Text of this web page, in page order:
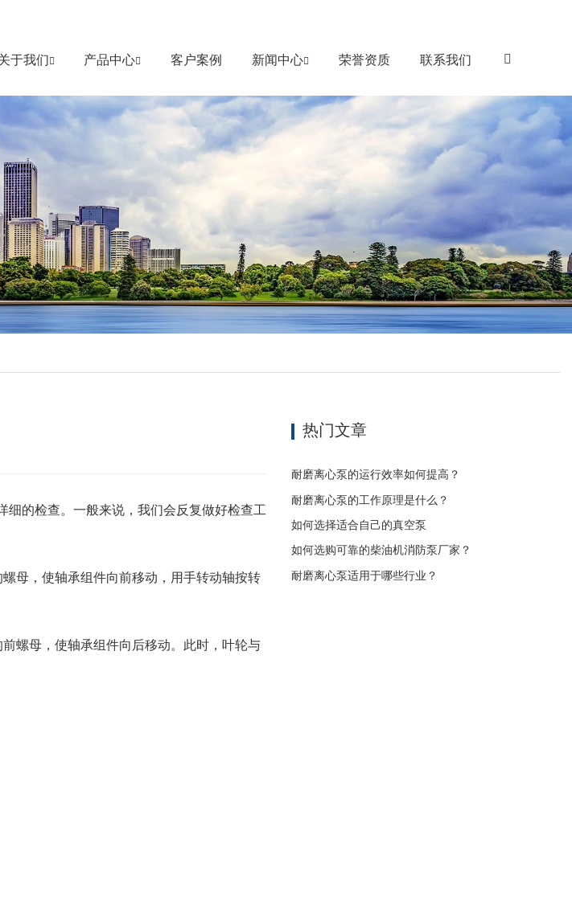
于我们 产品中心 客户案例 新闻中心 荣誉资质 联系我们
的检查。一般来说，我们会反复做好检查工
母，使轴承组件向前移动，用手转动轴按转
螺母，使轴承组件向后移动。此时，叶轮与
热门文章
耐磨离心泵的运行效率如何提高？
耐磨离心泵的工作原理是什么？
如何选择适合自己的真空泵
如何选购可靠的柴油机消防泵厂家？
耐磨离心泵适用于哪些行业？